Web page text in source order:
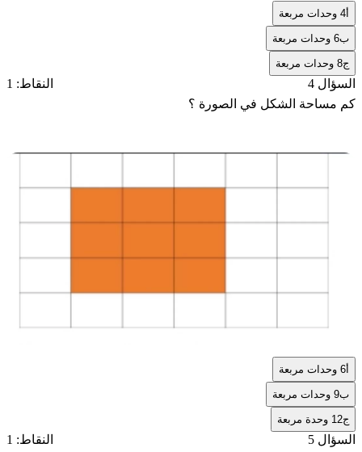
4 وحدات مربعة
ب6 وحدات مربعة
ج8 وحدات مربعة
السؤال 4
النقاط: 1
كم مساحة الشكل في الصورة ؟
6 وحدات مربعة
ب9 وحدات مربعة
ج12 وحدة مربعة
السؤال 5
النقاط: 1